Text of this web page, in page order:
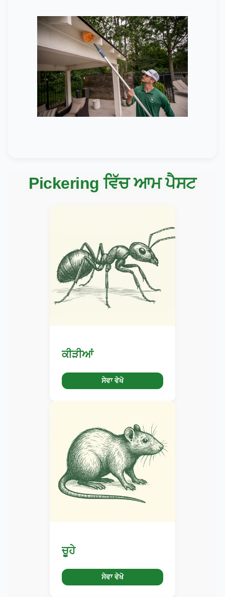
Pickering ਵਿੱਚ ਆਮ ਪੈਸਟ
ਕੀੜੀਆਂ
ਸੇਵਾ ਵੇਖੋ
ਚੂਹੇ
ਸੇਵਾ ਵੇਖੋ